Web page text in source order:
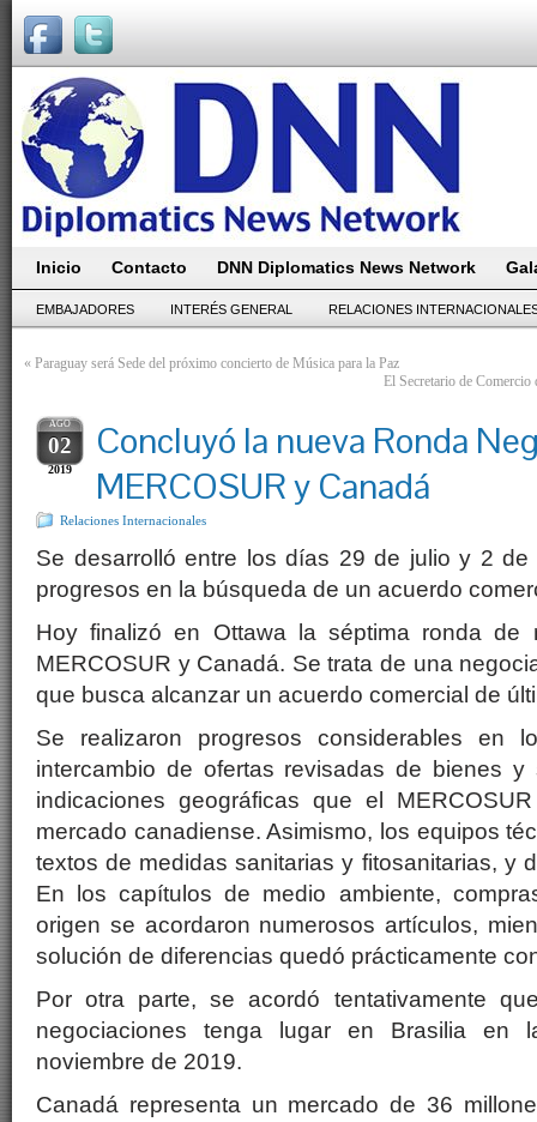
Inicio Contacto DNN Diplomatics News Network
EMBAJADORES INTERÉS GENERAL RELACIONES
« Paraguay será Sede del próximo concierto de Música para la Paz
El Secretario de
AGO
02
2019
Concluyó la nueva Ronda
MERCOSUR y Canadá
Relaciones Internacionales
Se desarrolló entre los días 29 de julio y 2 de
progresos en la búsqueda de un acuerdo
Hoy finalizó en Ottawa la séptima ronda de
MERCOSUR y Canadá. Se trata de una
que busca alcanzar un acuerdo comercial de
Se realizaron progresos considerables en
intercambio de ofertas revisadas de bienes
indicaciones geográficas que el
mercado canadiense. Asimismo, los equipos
textos de medidas sanitarias y fitosanitarias, y
En los capítulos de medio ambiente,
origen se acordaron numerosos artículos,
solución de diferencias quedó prácticamente
Por otra parte, se acordó tentativamente
negociaciones tenga lugar en Brasilia en
noviembre de 2019.
Canadá representa un mercado de 36